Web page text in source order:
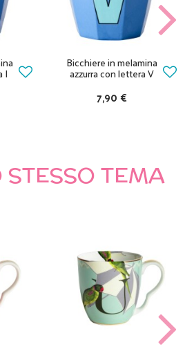
I
Bicchiere in melamina
azzurra con lettera V
7,90 €
TEMA